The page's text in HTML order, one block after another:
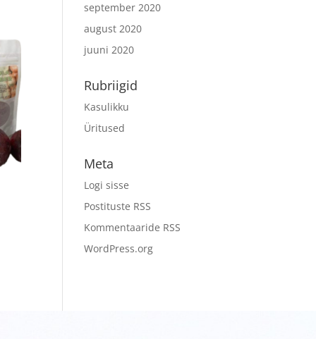
september 2020
august 2020
juuni 2020
Rubriigid
Kasulikku
Üritused
Meta
Logi sisse
Postituste RSS
Kommentaaride RSS
WordPress.org